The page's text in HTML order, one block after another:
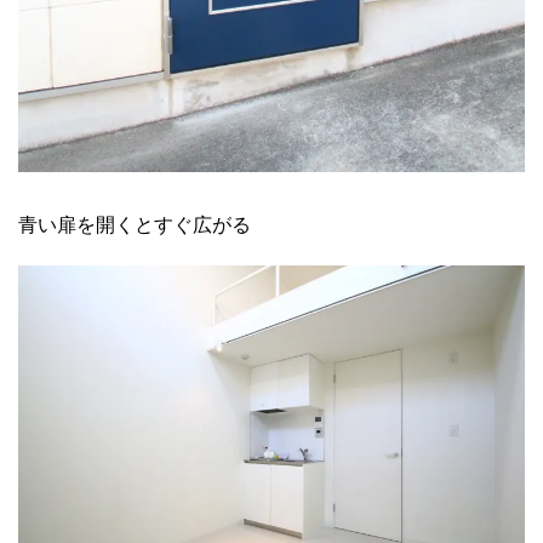
青い扉を開くとすぐ広がる